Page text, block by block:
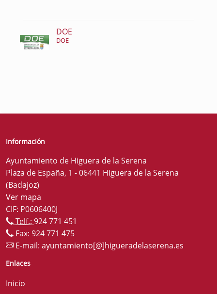
DOE
DOE
Información
Ayuntamiento de Higuera de la Serena
Plaza de España, 1 - 06441 Higuera de la Serena
(Badajoz)
Ver mapa
CIF: P0606400J
Telf.: 924 771 451
Fax: 924 771 475
E-mail: ayuntamiento[@]higueradelaserena.es
Enlaces
Inicio